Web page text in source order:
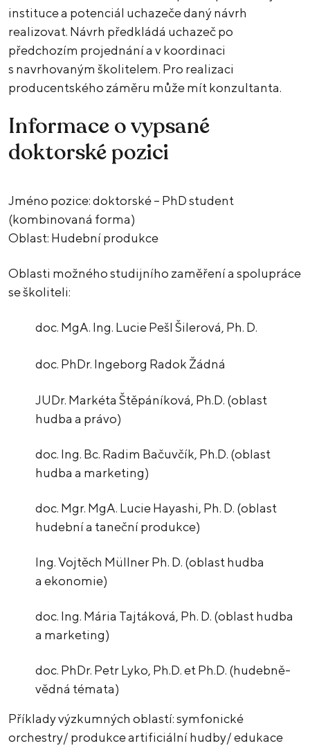
instituce a potenciál uchazeče daný návrh
realizovat. Návrh předkládá uchazeč po
předchozím projednání a v koordinaci
s navrhovaným školitelem. Pro realizaci
producentského záměru může mít konzultanta.
Informace o vypsané
doktorské pozici
Jméno pozice: doktorské – PhD student
(kombinovaná forma)
Oblast: Hudební produkce
Oblasti možného studijního zaměření a spolupráce
se školiteli:
doc. MgA. Ing. Lucie Pešl Šilerová, Ph. D.
doc. PhDr. Ingeborg Radok Žádná
JUDr. Markéta Štěpáníková, Ph.D. (oblast
hudba a právo)
doc. Ing. Bc. Radim Bačuvčík, Ph.D. (oblast
hudba a marketing)
doc. Mgr. MgA. Lucie Hayashi, Ph. D. (oblast
hudební a taneční produkce)
Ing. Vojtěch Müllner Ph. D. (oblast hudba
a ekonomie)
doc. Ing. Mária Tajtáková, Ph. D. (oblast hudba
a marketing)
doc. PhDr. Petr Lyko, Ph.D. et Ph.D. (hudebně-
vědná témata)
Příklady výzkumných oblastí: symfonické
orchestry/ produkce artificiální hudby/ edukace